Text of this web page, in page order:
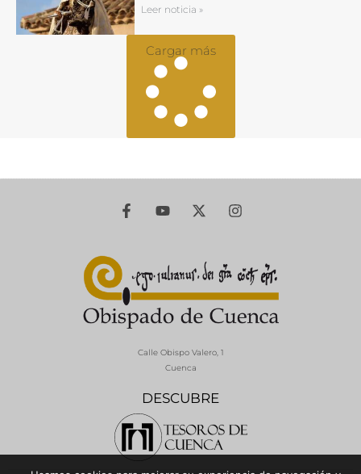
Leer noticia »
Cargar más
DESCUBRE
Calle Obispo Valero, 1
Cuenca